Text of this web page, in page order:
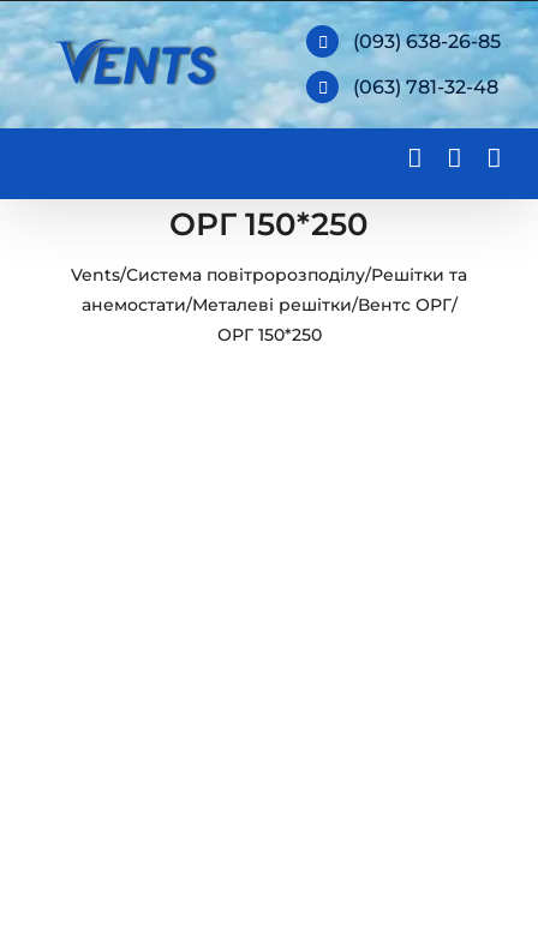
Skip
to
content
(093) 638-26-85
(063) 781-32-48
ОРГ 150*250
Vents/Система повітророзподілу/Решітки та
анемостати/Металеві решітки/Вентс ОРГ/
ОРГ 150*250